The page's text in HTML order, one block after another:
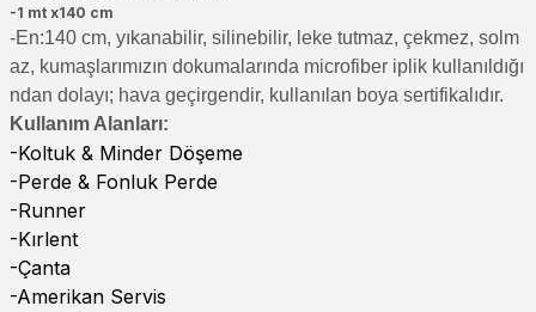
-1 mt x140 cm
-En:140 cm, yıkanabilir, silinebilir, leke tutmaz, çekmez, solm
az, kumaşlarımızın dokumalarında microfiber iplik kullanıldığı
ndan dolayı; hava geçirgendir, kullanılan boya sertifikalıdır.
Kullanım Alanları:
-Koltuk & Minder Döşeme
-Perde & Fonluk Perde
-Runner
-Kırlent
-Çanta
-Amerikan Servis